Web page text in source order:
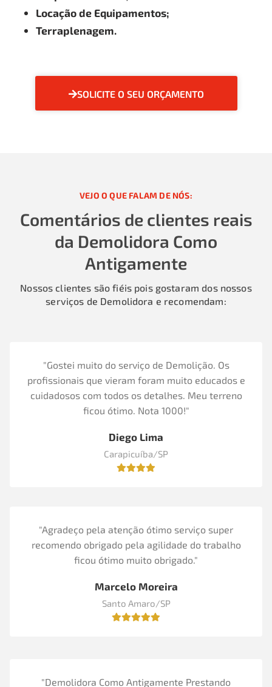
Locação de Equipamentos;
Terraplenagem.
SOLICITE O SEU ORÇAMENTO
VEJO O QUE FALAM DE NÓS:
Comentários de clientes reais
da Demolidora Como
Antigamente
Nossos clientes são fiéis pois gostaram dos nossos
serviços de Demolidora e recomendam:
"Gostei muito do serviço de Demolição. Os
profissionais que vieram foram muito educados e
cuidadosos com todos os detalhes. Meu terreno
ficou ótimo. Nota 1000!"
Diego Lima
Carapicuíba/SP
"Agradeço pela atenção ótimo serviço super
recomendo obrigado pela agilidade do trabalho
ficou ótimo muito obrigado."
Marcelo Moreira
Santo Amaro/SP
"Demolidora Como Antigamente Prestando